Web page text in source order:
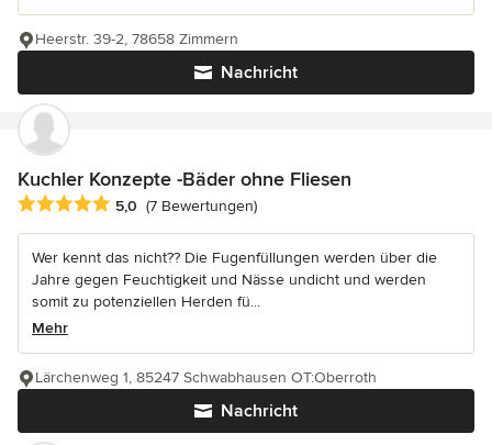
Nachricht
Heerstr. 39-2, 78658 Zimmern
Kuchler Konzepte -Bäder ohne Fliesen
Durchschnittliche Bewertung: 5 von 5 Sternen
5,0 (7 Bewertungen)
Wer kennt das nicht?? Die Fugenfüllungen werden über die
Jahre gegen Feuchtigkeit und Nässe undicht und werden
somit zu potenziellen Herden fü...
Mehr
Nachricht
Lärchenweg 1, 85247 Schwabhausen OT:Oberroth